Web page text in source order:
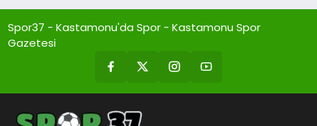
Spor37 - Kastamonu'da Spor - Kastamonu Spor
Gazetesi